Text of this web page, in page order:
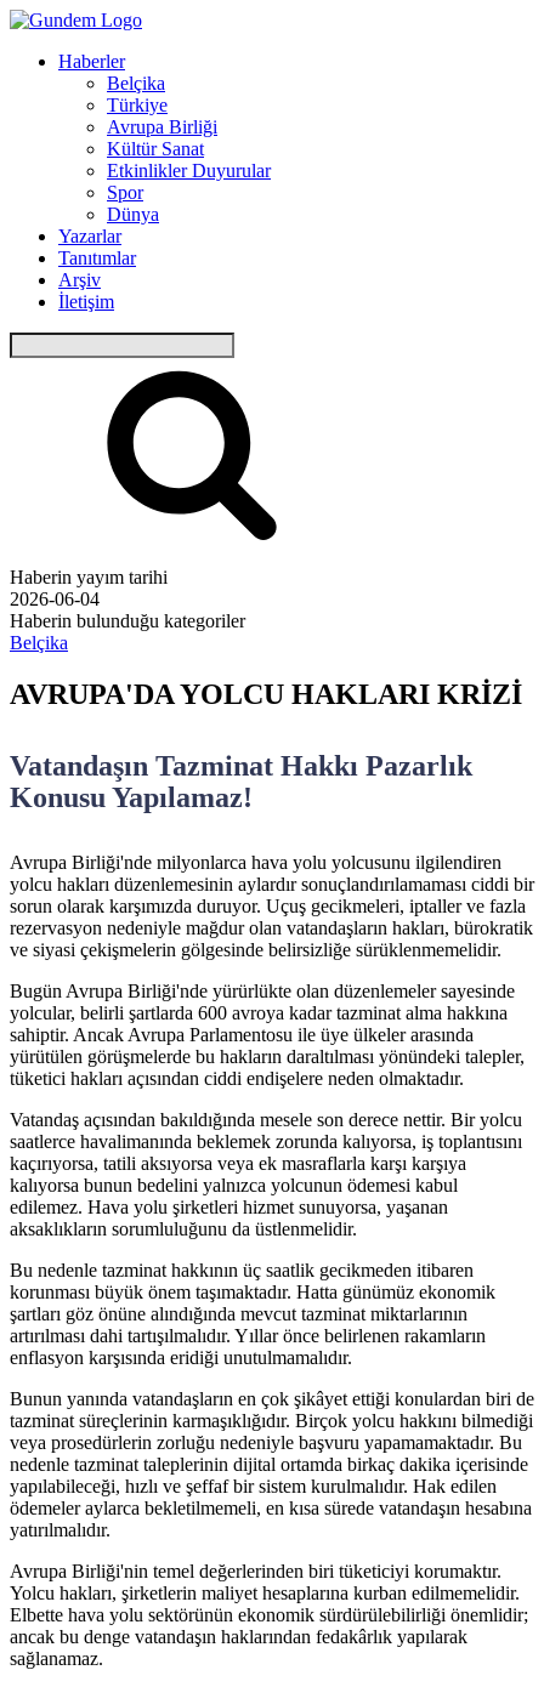
Haberler
Belçika
Türkiye
Avrupa Birliği
Kültür Sanat
Etkinlikler Duyurular
Spor
Dünya
Yazarlar
Tanıtımlar
Arşiv
İletişim
Arama:
Haberin yayım tarihi
2026-06-04
Haberin bulunduğu kategoriler
Belçika
AVRUPA'DA YOLCU HAKLARI KRİZİ
Vatandaşın Tazminat Hakkı Pazarlık
Konusu Yapılamaz!
Avrupa Birliği'nde milyonlarca hava yolu yolcusunu ilgilendiren
yolcu hakları düzenlemesinin aylardır sonuçlandırılamaması ciddi bir
sorun olarak karşımızda duruyor. Uçuş gecikmeleri, iptaller ve fazla
rezervasyon nedeniyle mağdur olan vatandaşların hakları, bürokratik
ve siyasi çekişmelerin gölgesinde belirsizliğe sürüklenmemelidir.
Bugün Avrupa Birliği'nde yürürlükte olan düzenlemeler sayesinde
yolcular, belirli şartlarda 600 avroya kadar tazminat alma hakkına
sahiptir. Ancak Avrupa Parlamentosu ile üye ülkeler arasında
yürütülen görüşmelerde bu hakların daraltılması yönündeki talepler,
tüketici hakları açısından ciddi endişelere neden olmaktadır.
Vatandaş açısından bakıldığında mesele son derece nettir. Bir yolcu
saatlerce havalimanında beklemek zorunda kalıyorsa, iş toplantısını
kaçırıyorsa, tatili aksıyorsa veya ek masraflarla karşı karşıya
kalıyorsa bunun bedelini yalnızca yolcunun ödemesi kabul
edilemez. Hava yolu şirketleri hizmet sunuyorsa, yaşanan
aksaklıkların sorumluluğunu da üstlenmelidir.
Bu nedenle tazminat hakkının üç saatlik gecikmeden itibaren
korunması büyük önem taşımaktadır. Hatta günümüz ekonomik
şartları göz önüne alındığında mevcut tazminat miktarlarının
artırılması dahi tartışılmalıdır. Yıllar önce belirlenen rakamların
enflasyon karşısında eridiği unutulmamalıdır.
Bunun yanında vatandaşların en çok şikâyet ettiği konulardan biri de
tazminat süreçlerinin karmaşıklığıdır. Birçok yolcu hakkını bilmediği
veya prosedürlerin zorluğu nedeniyle başvuru yapamamaktadır. Bu
nedenle tazminat taleplerinin dijital ortamda birkaç dakika içerisinde
yapılabileceği, hızlı ve şeffaf bir sistem kurulmalıdır. Hak edilen
ödemeler aylarca bekletilmemeli, en kısa sürede vatandaşın hesabına
yatırılmalıdır.
Avrupa Birliği'nin temel değerlerinden biri tüketiciyi korumaktır.
Yolcu hakları, şirketlerin maliyet hesaplarına kurban edilmemelidir.
Elbette hava yolu sektörünün ekonomik sürdürülebilirliği önemlidir;
ancak bu denge vatandaşın haklarından fedakârlık yapılarak
sağlanamaz.